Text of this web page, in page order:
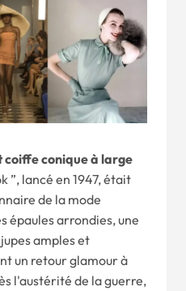
coiffe conique à large
”, lancé en 1947, était
de la mode
épaules arrondies, une
amples et
un retour glamour à
l'austérité de la guerre,